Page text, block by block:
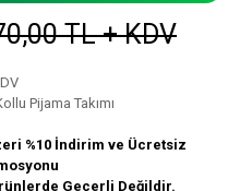
TL + KDV
Pijama Takımı
%10 İndirim ve Ücretsiz
Geçerli Değildir.